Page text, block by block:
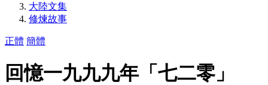
大陸文集
修煉故事
正體 簡體
回憶一九九九年「七二零」